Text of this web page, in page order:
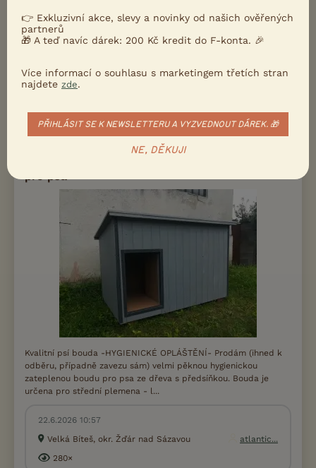
Active Life Kuře a krůta 10kg. Granule jsou vhodné pro všechna
plemena středních a velkých psů a pro březí a kojící feny.
6.7.2026 11:47
pro psa
Kvalitní psí bouda -HYGIENICKÉ OPLÁŠTĚNÍ- Prodám (ihned k
odběru, případně zavezu sám) velmi pěknou hygienickou
zateplenou boudu pro psa ze dřeva s předsíňkou. Bouda je
určena pro střední plemena - l...
22.6.2026 10:57
Velká Bíteš, okr. Žďár nad Sázavou
atlantic...
280×
👉 Exkluzivní akce, slevy a novinky od našich ověřených
partnerů
🎁 A teď navíc dárek: 200 Kč kredit do F-konta. 🎉
Více informací o souhlasu s marketingem třetích stran
najdete zde.
PŘIHLÁSIT SE K NEWSLETTERU A VYZVEDNOUT DÁREK. 🎁
NE, DĚKUJI